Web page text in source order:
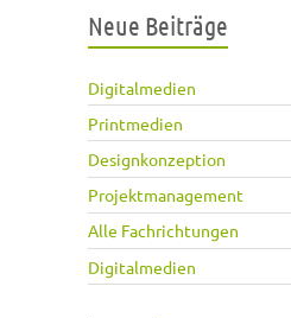
Neue Beiträge
Digitalmedien
Printmedien
Designkonzeption
Projektmanagement
Alle Fachrichtungen
Digitalmedien